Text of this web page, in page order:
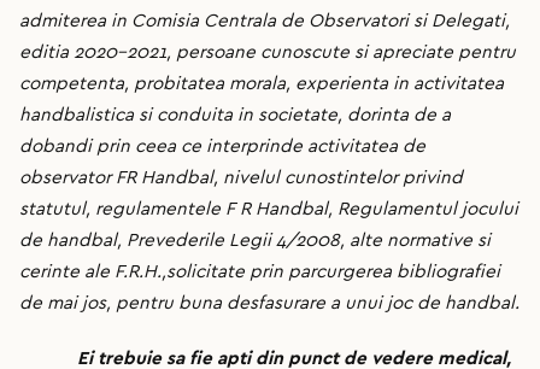
admiterea in Comisia Centrala de Observatori si Delegati,
editia 2020-2021, persoane cunoscute si apreciate pentru
competenta, probitatea morala, experienta in activitatea
handbalistica si conduita in societate, dorinta de a
dobandi prin ceea ce interprinde activitatea de
observator FR Handbal, nivelul cunostintelor privind
statutul, regulamentele F R Handbal, Regulamentul jocului
de handbal, Prevederile Legii 4/2008, alte normative si
cerinte ale F.R.H.,solicitate prin parcurgerea bibliografiei
de mai jos, pentru buna desfasurare a unui joc de handbal.
Ei trebuie sa fie apti din punct de vedere medical,